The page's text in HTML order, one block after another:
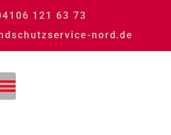
121 63 73
nord.de